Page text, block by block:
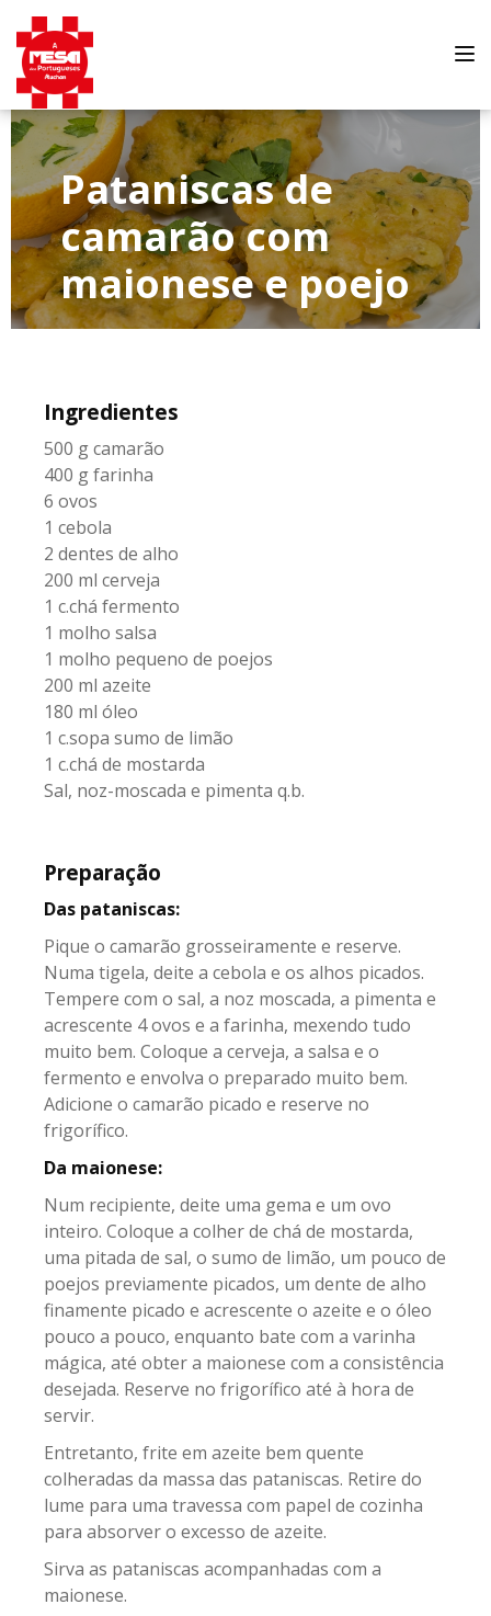
Pataniscas de
camarão com
maionese e poejo
Ingredientes
500 g camarão
400 g farinha
6 ovos
1 cebola
2 dentes de alho
200 ml cerveja
1 c.chá fermento
1 molho salsa
1 molho pequeno de poejos
200 ml azeite
180 ml óleo
1 c.sopa sumo de limão
1 c.chá de mostarda
Sal, noz-moscada e pimenta q.b.
Preparação
Das pataniscas:
Pique o camarão grosseiramente e reserve.
Numa tigela, deite a cebola e os alhos picados.
Tempere com o sal, a noz moscada, a pimenta e
acrescente 4 ovos e a farinha, mexendo tudo
muito bem. Coloque a cerveja, a salsa e o
fermento e envolva o preparado muito bem.
Adicione o camarão picado e reserve no
frigorífico.
Da maionese:
Num recipiente, deite uma gema e um ovo
inteiro. Coloque a colher de chá de mostarda,
uma pitada de sal, o sumo de limão, um pouco de
poejos previamente picados, um dente de alho
finamente picado e acrescente o azeite e o óleo
pouco a pouco, enquanto bate com a varinha
mágica, até obter a maionese com a consistência
desejada. Reserve no frigorífico até à hora de
servir.
Entretanto, frite em azeite bem quente
colheradas da massa das pataniscas. Retire do
lume para uma travessa com papel de cozinha
para absorver o excesso de azeite.
Sirva as pataniscas acompanhadas com a
maionese.